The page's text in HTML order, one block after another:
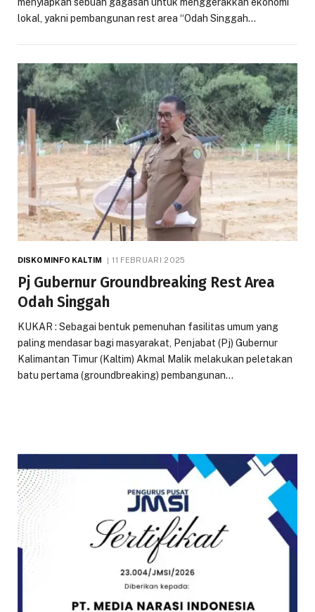
lokal, yakni pembangunan rest area “Odah Singgah…
DISKOMINFO KALTIM 11 FEBRUARI 2025
Pj Gubernur Groundbreaking Rest Area
Odah Singgah
KUKAR : Sebagai bentuk pemenuhan fasilitas umum yang
paling mendasar bagi masyarakat, Penjabat (Pj) Gubernur
Kalimantan Timur (Kaltim) Akmal Malik melakukan peletakan
batu pertama (groundbreaking) pembangunan…